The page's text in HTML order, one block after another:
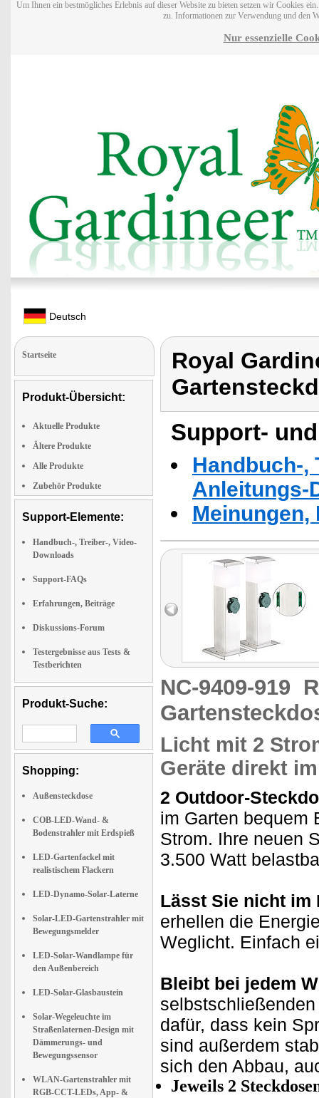
Um Ihnen ein bestmögliches Erlebnis auf dieser Website zu bieten setzen wir Cookies
zu. Informationen zur Verwendung und den
Nur essenzielle
Deutsch
Startseite
Produkt-Übersicht:
Aktuelle Produkte
Ältere Produkte
Alle Produkte
Zubehör Produkte
Support-Elemente:
Handbuch-, Treiber-, Video-
Downloads
Support-FAQs
Erfahrungen, Beiträge
Diskussions-Forum
Testergebnisse aus Tests &
Testberichten
Produkt-Suche:
Shopping:
Außensteckdose
COB-LED-Wand- &
Bodenstrahler mit Erdspieß
LED-Gartenfackel mit
realistischem Flackern
LED-Dynamo-Solar-Laterne
Solar-LED-Gartenstrahler mit
Bewegungsmelder
LED-Solar-Wandlampe für
den Außenbereich
LED-Solar-Glasbaustein
Solar-Wegeleuchte im
Straßenlaternen-Design mit
Dämmerungs- und
Bewegungssensor
WLAN-Gartenstrahler mit
RGB-CCT-LEDs, App- &
Royal
Support-
Handbuch-,
Anleitungs-
NC-9409-919
Licht mit 2
Geräte direkt
2 Outdoor-
im Garten bequem
Strom. Ihre neuen
3.500 Watt
Lässt Sie nicht im
erhellen die
Weglicht. Einfach
Bleibt bei jedem
dafür, dass kein
sind außerdem
sich den Abbau,
Jeweils 2